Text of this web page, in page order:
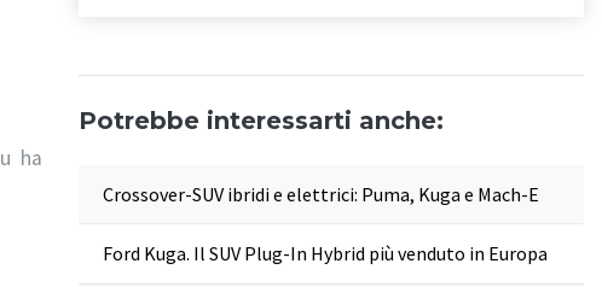
ha
Potrebbe interessarti anche:
Crossover-SUV ibridi e elettrici: Puma, Kuga e Mach-E
Ford Kuga. Il SUV Plug-In Hybrid più venduto in Europa